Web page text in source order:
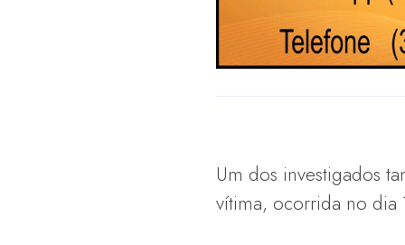
Um dos investigados
vítima, ocorrida no dia